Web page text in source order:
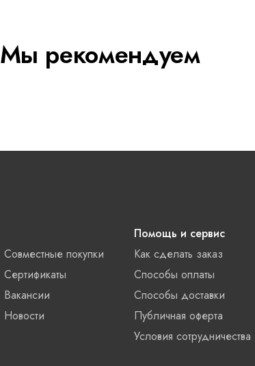
Мы рекомендуем
Совместные покупки
Сертификаты
Вакансии
Новости
Помощь и сервис
Как сделать заказ
Способы оплаты
Способы доставки
Публичная оферта
Условия сотрудничества